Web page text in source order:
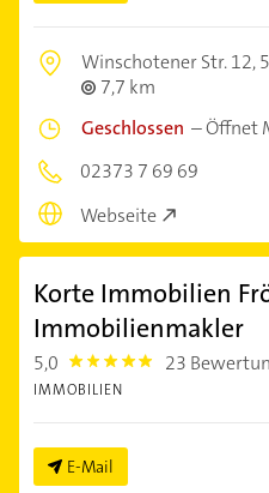
Winschotener Str. 12,
7,7 km
Geschlossen –Öffnet
02373 7 69 69
Webseite
Korte Immobilien
Immobilienmakler
5,0 5.0 23
IMMOBILIEN
E-Mail